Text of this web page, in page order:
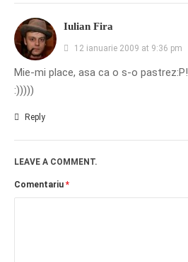
Iulian Fira
12 ianuarie 2009 at 9:36 pm
Mie-mi place, asa ca o s-o pastrez:P!
:)))))
Reply
LEAVE A COMMENT.
Comentariu *